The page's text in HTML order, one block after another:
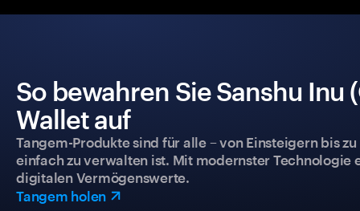
So bewahren Sie Sanshu
Wallet auf
Tangem-Produkte sind für alle – von Einsteigern bis
einfach zu verwalten ist. Mit modernster
digitalen Vermögenswerte.
Tangem holen